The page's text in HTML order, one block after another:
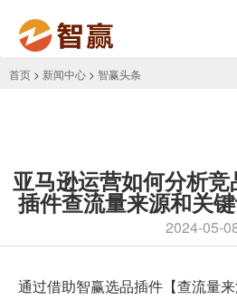
首页 > 新闻中心 > 智赢头条
亚马逊运营如何分析
插件查流量来源和关
2024-05-
通过借助智赢选品插件 【查流量